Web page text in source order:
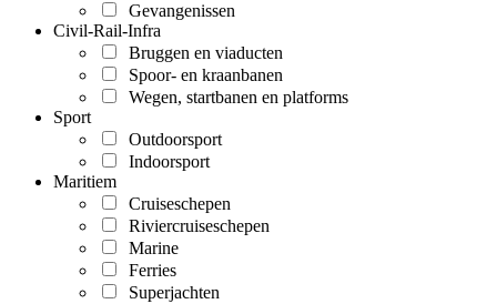
Gevangenissen
Civil-Rail-Infra
Bruggen en viaducten
Spoor- en kraanbanen
Wegen, startbanen en platforms
Sport
Outdoorsport
Indoorsport
Maritiem
Cruiseschepen
Riviercruiseschepen
Marine
Ferries
Superjachten